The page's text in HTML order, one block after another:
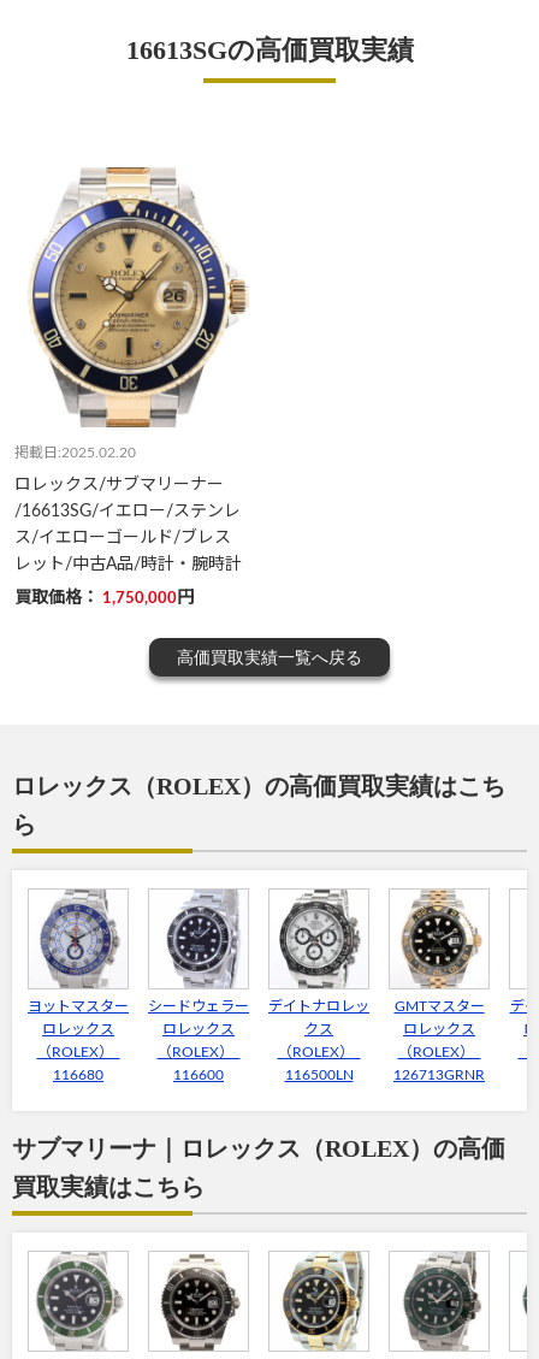
16613SGの高価買取実績
掲載日:2025.02.20
ロレックス/サブマリーナー
/16613SG/イエロー/ステンレ
ス/イエローゴールド/ブレス
レット/中古A品/時計・腕時計
買取価格：
1,750,000 円
高価買取実績一覧へ戻る
ロレックス（ROLEX）の高価買取実績はこち
ら
ヨットマスター
ロレックス
（ROLEX）
116680
シードウェラー
ロレックス
（ROLEX）
116600
デイトナロレッ
クス
（ROLEX）
116500LN
GMTマスター
ロレックス
（ROLEX）
126713GRNR
デ
サブマリーナ｜ロレックス（ROLEX）の高価
買取実績はこちら